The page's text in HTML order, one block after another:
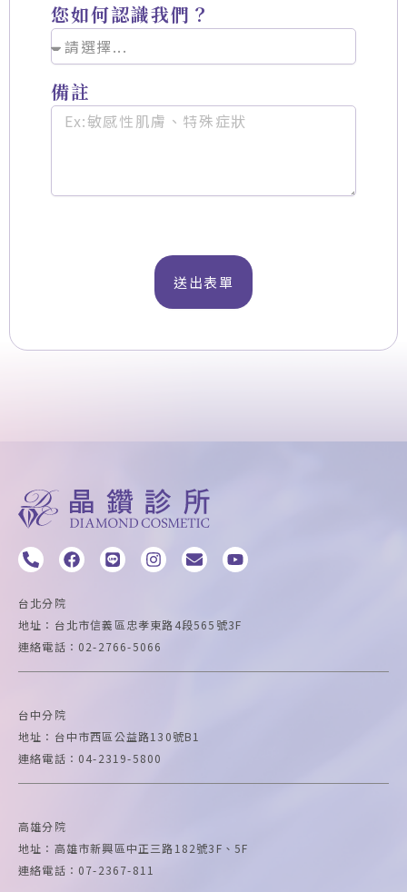
您如何認識我們？
備註
送出表單
P
h
n
e
-
a
l
F
a
b
o
o
k
L
i
I
n
a
g
r
a
E
n
l
o
e
Y
o
u
b
台北分院
地址：台北市信義區忠孝東路4段565號3F
連絡電話：02-2766-5066
台中分院
地址：台中市西區公益路130號B1
連絡電話：04-2319-5800
高雄分院
地址：高雄市新興區中正三路182號3F、5F
連絡電話：07-2367-811